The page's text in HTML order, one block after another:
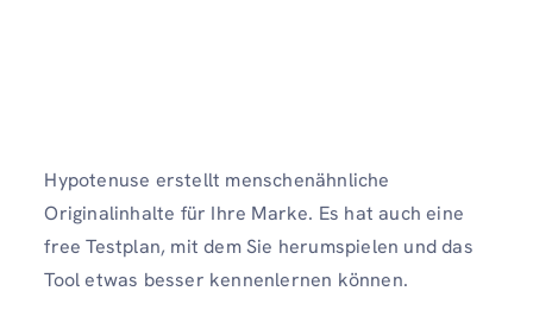
Hypotenuse erstellt menschenähnliche
Originalinhalte für Ihre Marke. Es hat auch eine
free Testplan, mit dem Sie herumspielen und das
Tool etwas besser kennenlernen können.